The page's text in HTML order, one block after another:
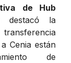
de Hub
destacó la
Cenia están
de